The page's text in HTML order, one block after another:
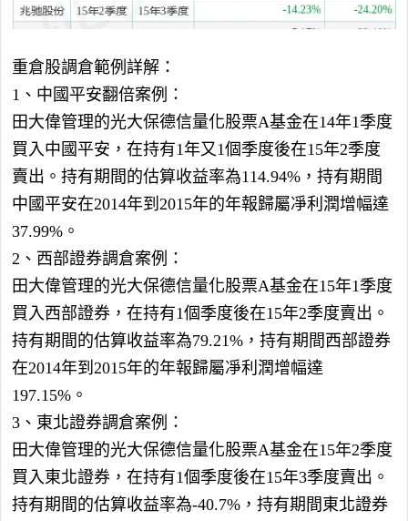
重倉股調倉範例詳解：
1、中國平安翻倍案例：
田大偉管理的光大保德信量化股票A基金在14年1季度
買入中國平安，在持有1年又1個季度後在15年2季度
賣出。持有期間的估算收益率為114.94%，持有期間
中國平安在2014年到2015年的年報歸屬凈利潤增幅達
37.99%。
2、西部證券調倉案例：
田大偉管理的光大保德信量化股票A基金在15年1季度
買入西部證券，在持有1個季度後在15年2季度賣出。
持有期間的估算收益率為79.21%，持有期間西部證券
在2014年到2015年的年報歸屬凈利潤增幅達
197.15%。
3、東北證券調倉案例：
田大偉管理的光大保德信量化股票A基金在15年2季度
買入東北證券，在持有1個季度後在15年3季度賣出。
持有期間的估算收益率為-40.7%，持有期間東北證券